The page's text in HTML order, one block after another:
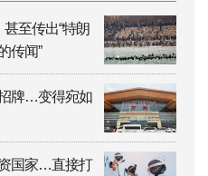
至传出“特朗
传闻”
牌…变得宛如
国家…直接打